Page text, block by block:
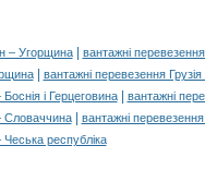
– Угорщина|
вантажні
|
вантажні перевезення
і Герцеговина|
вантажні
Словаччина|
вантажні
республіка